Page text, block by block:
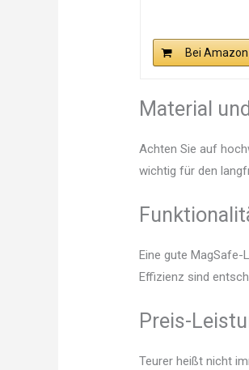
Bei
Material
Achten Sie auf
wichtig für den
Eine gute
Effizienz sind
Preis-
Teurer heißt nicht